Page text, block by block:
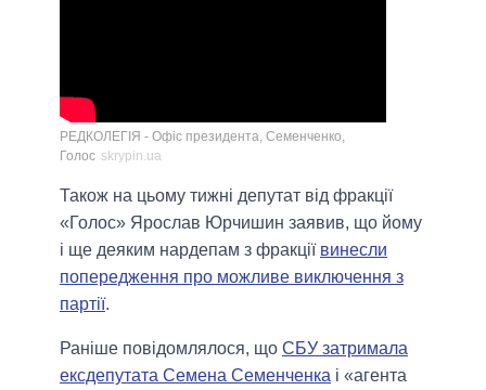
РЕДКОЛЕГІЯ - Офіс президента, Семенченко,
Голос skrypin.ua
Також на цьому тижні депутат від фракції
«Голос» Ярослав Юрчишин заявив, що йому
і ще деяким нардепам з фракції винесли
попередження про можливе виключення з
партії.
Раніше повідомлялося, що СБУ затримала
ексдепутата Семена Семенченка і «агента